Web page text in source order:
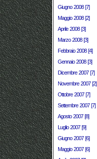
Giugno 2008 [7]
Maggio 2008 [2]
Aprile 2008 [3]
Marzo 2008 [3]
Febbraio 2008 [4]
Gennaio 2008 [3]
Dicembre 2007 [7]
Novembre 2007 [2]
Ottobre 2007 [7]
Settembre 2007 [7]
Agosto 2007 [8]
Luglio 2007 [9]
Giugno 2007 [6]
Maggio 2007 [6]